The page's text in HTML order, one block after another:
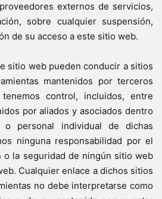
externos de servicios,
sobre cualquier suspensión,
de su acceso a este sitio web.
sitio web pueden conducir a sitios
mantenidos por terceros
control, incluidos, entre
por aliados y asociados dentro
o personal individual de dichas
ninguna responsabilidad por el
o la seguridad de ningún sitio web
Cualquier enlace a dichos sitios
no debe interpretarse como